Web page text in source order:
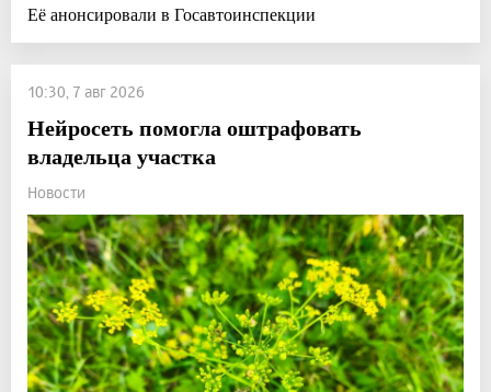
Её анонсировали в Госавтоинспекции
10:30, 7 авг 2026
Нейросеть помогла оштрафовать
владельца участка
Новости